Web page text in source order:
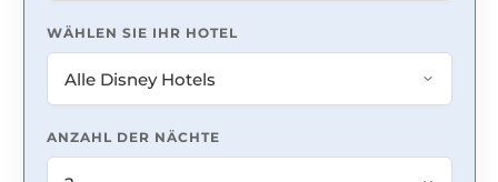
WÄHLEN SIE IHR HOTEL
ANZAHL DER NÄCHTE